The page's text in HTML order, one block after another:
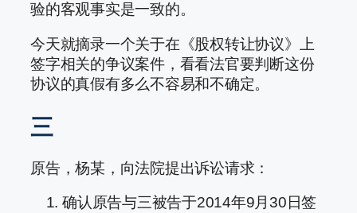
验的客观事实是一致的。
今天就摘录一个关于在《股权转让协议》上
签字相关的争议案件，看看法官要判断这份
协议的真假有多么不容易和不确定。
三
原告，杨某，向法院提出诉讼请求：
确认原告与三被告于2014年9月30日签